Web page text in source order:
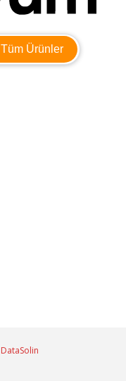
Tüm Ürünler
DataSolin